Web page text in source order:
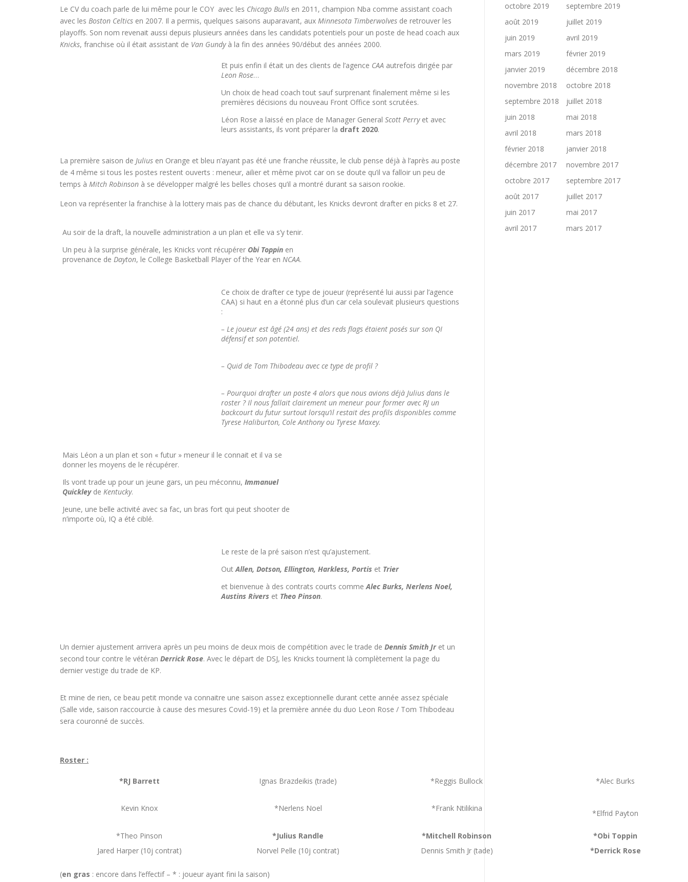
Le CV du coach parle de lui même pour le COY avec les Chicago Bulls en 2011, champion Nba comme assistant coach
avec les Boston Celtics en 2007. Il a permis, quelques saisons auparavant, aux Minnesota Timberwolves de retrouver les
playoffs. Son nom revenait aussi depuis plusieurs années dans les candidats potentiels pour un poste de head coach aux
Knicks, franchise où il était assistant de Van Gundyà la fin des années 90/début des années 2000.
Et puis enfin il était un des clients de l’agence CAA autrefois dirigée par
Leon Rose…
Un choix de head coach tout sauf surprenant finalement même si les
premières décisions du nouveau Front Office sont scrutées.
Léon Rose a laissé en place de Manager General Scott Perryet avec
leurs assistants, ils vont préparer la draft 2020.
La première saison de Julius en Orange et bleu n’ayant pas été une franche réussite, le club pense déjà à l’après au poste
de 4 même si tous les postes restent ouverts : meneur, ailier et même pivot car on se doute qu’il va falloir un peu de
temps à Mitch Robinson à se développer malgré les belles choses qu’il a montré durant sa saison rookie.
Leon va représenter la franchise à la lottery mais pas de chance du débutant, les Knicks devront drafter en picks 8 et 27.
Au soir de la draft, la nouvelle administration a un plan et elle va s’y tenir.
Un peu à la surprise générale, les Knicks vont récupérer Obi Toppin en
provenance de Dayton, le College Basketball Player of the Year en NCAA.
Ce choix de drafter ce type de joueur (représenté lui aussi par l’agence
CAA) si haut en a étonné plus d’un car cela soulevait plusieurs questions
:
– Le joueur est âgé (24 ans) et des reds flags étaient posés sur son QI
défensif et son potentiel.
– Quid de Tom Thibodeau avec ce type de profil ?
– Pourquoi drafter un poste 4 alors que nous avions déjà Julius dans le
roster ? Il nous fallait clairement un meneur pour former avec RJ un
backcourt du futur surtout lorsqu’il restait des profils disponibles comme
Tyrese Haliburton, Cole Anthony ou Tyrese Maxey.
Mais Léon a un plan et son « futur » meneur il le connait et il va se
donner les moyens de le récupérer.
Ils vont trade up pour un jeune gars, un peu méconnu, Immanuel
Quickleyde Kentucky.
Jeune, une belle activité avec sa fac, un bras fort qui peut shooter de
n’importe où, IQ a été ciblé.
Le reste de la pré saison n’est qu’ajustement.
Out Allen, Dotson, Ellington, Harkless, Portis et Trier
et bienvenue à des contrats courts comme Alec Burks, Nerlens Noel,
Austins Rivers et Theo Pinson.
Un dernier ajustement arrivera après un peu moins de deux mois de compétition avec le trade de Dennis Smith Jret un
second tour contre le vétéran Derrick Rose. Avec le départ de DSJ, les Knicks tournent là complètement la page du
dernier vestige du trade de KP.
Et mine de rien, ce beau petit monde va connaitre une saison assez exceptionnelle durant cette année assez spéciale
(Salle vide, saison raccourcie à cause des mesures Covid-19) et la première année du duo Leon Rose / Tom Thibodeau
sera couronné de succès.
Roster :
*RJ Barrett Ignas Brazdeikis (trade) *Reggis Bullock *Alec Burks
Kevin Knox *Nerlens Noel *Frank Ntilikina
*Elfrid Payton
*Theo Pinson *Julius Randle *Mitchell Robinson
*Obi Toppin
Jared Harper (10j contrat)
Norvel Pelle (10j contrat) Dennis Smith Jr (tade) *Derrick Rose
(en gras : encore dans l’effectif – * : joueur ayant fini la saison)
octobre 2019
septembre 2019
août 2019
juillet 2019
juin 2019
avril 2019
mars 2019
février 2019
janvier 2019
décembre 2018
novembre 2018
octobre 2018
septembre 2018
juillet 2018
juin 2018
mai 2018
avril 2018
mars 2018
février 2018
janvier 2018
décembre 2017
novembre 2017
octobre 2017
septembre 2017
août 2017
juillet 2017
juin 2017
mai 2017
avril 2017
mars 2017